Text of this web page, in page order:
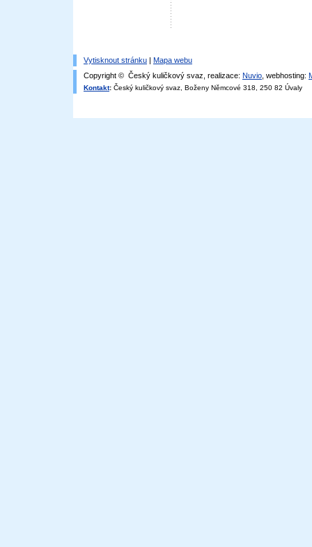
Vytisknout stránku | Mapa webu
Copyright © Český kuličkový svaz, realizace: Nuvio , webhosting:
Kontakt: Český kuličkový svaz, Boženy Němcové 318, 250 82 Úvaly